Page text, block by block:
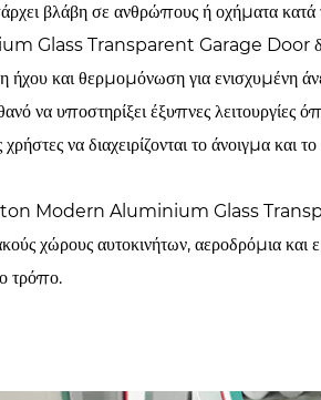
βλάβη σε ανθρώπους ή οχήματα κατά
Glass Transparent Garage Door
ήχου και θερμομόνωση για
να υποστηρίξει έξυπνες λειτουργίες
να διαχειρίζονται το άνοιγμα
Modern Aluminium Glass
χώρους αυτοκινήτων, αεροδρόμια
τρόπο.